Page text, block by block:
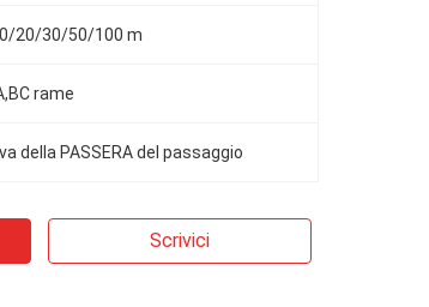
20/30/50/100 m
rame
della PASSERA del passaggio
Scrivici